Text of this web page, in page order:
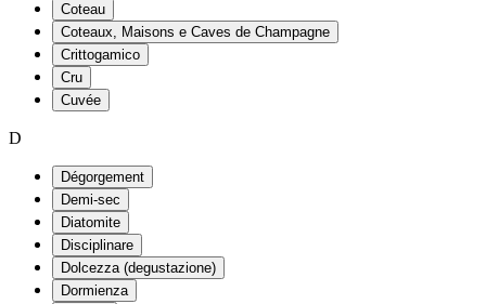
Coteau
Coteaux, Maisons e Caves de Champagne
Crittogamico
Cru
Cuvée
D
Dégorgement
Demi-sec
Diatomite
Disciplinare
Dolcezza (degustazione)
Dormienza